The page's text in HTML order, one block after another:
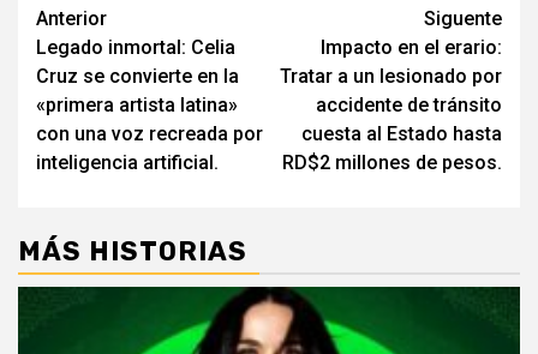
Navegación
de
entradas
Anterior
Legado inmortal: Celia
Cruz se convierte en la
«primera artista latina»
con una voz recreada por
inteligencia artificial.
Siguente
Impacto en el erario:
Tratar a un lesionado por
accidente de tránsito
cuesta al Estado hasta
RD$2 millones de pesos.
MÁS HISTORIAS